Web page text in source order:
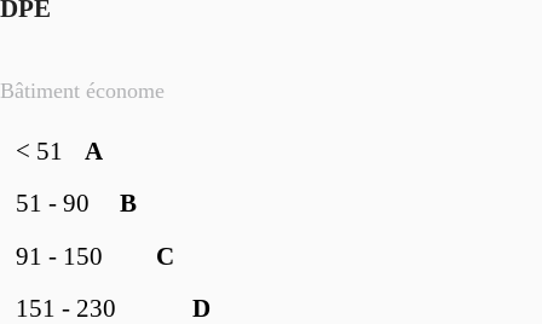
DPE
Bâtiment économe
A
< 51
B
51 - 90
C
91 - 150
D
151 - 230